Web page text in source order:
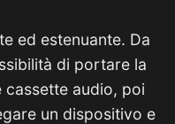
ed estenuante. Da
di portare la
cassette audio, poi
un dispositivo e